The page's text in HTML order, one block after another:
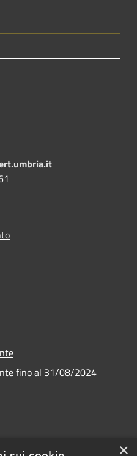
fino al 31/08/2024
×